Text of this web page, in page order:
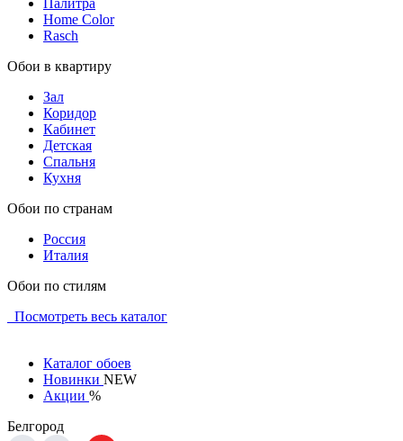
Палитра
Home Color
Rasch
Обои в квартиру
Зал
Коридор
Кабинет
Детская
Спальня
Кухня
Обои по странам
Россия
Италия
Обои по стилям
Посмотреть весь каталог
Каталог обоев
Новинки NEW
Акции %
Белгород